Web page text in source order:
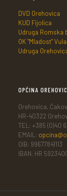
DVD Orehovica
KUD Fijolica
Udruga Romska
OK "Mladost"
Udruga
OPĆINA
Orehovica,
HR-40322
TEL: +385 (0)40
EMAIL:
OIB: 99677841113
IBAN: HR